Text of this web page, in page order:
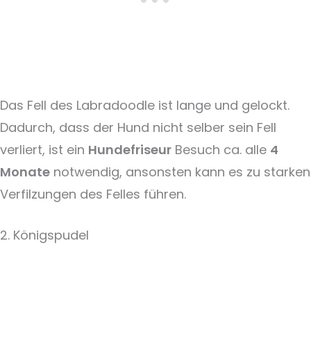
Das Fell des Labradoodle ist lange und gelockt.
Dadurch, dass der Hund nicht selber sein Fell
verliert, ist ein Hundefriseur Besuch ca. alle 4
Monate notwendig, ansonsten kann es zu starken
Verfilzungen des Felles führen.
2. Königspudel